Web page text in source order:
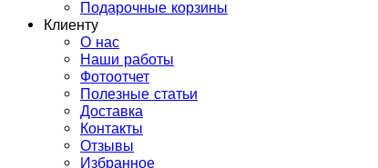
Подарочные корзины
Клиенту
О нас
Наши работы
Фотоотчет
Полезные статьи
Доставка
Контакты
Отзывы
Избранное